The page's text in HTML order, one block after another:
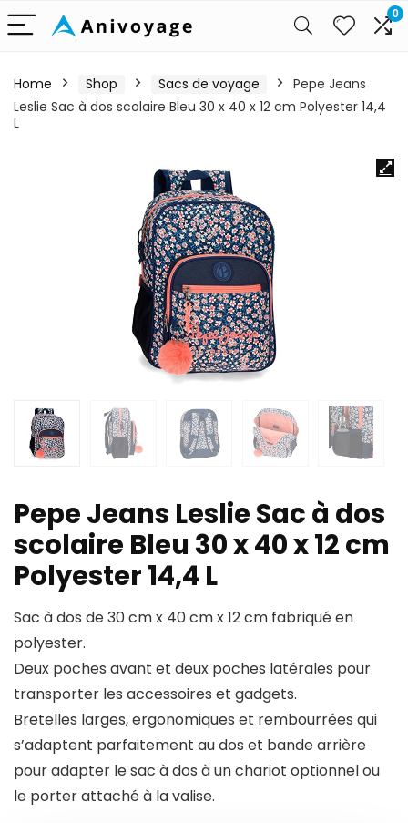
0
Home Shop Sacs de voyage
Pepe Jeans
Leslie Sac à dos scolaire Bleu 30 x 40 x 12 cm Polyester 14,4
L
Pepe Jeans Leslie Sac à dos
scolaire Bleu 30 x 40 x 12 cm
Polyester 14,4 L
Sac à dos de 30 cm x 40 cm x 12 cm fabriqué en
polyester.
Deux poches avant et deux poches latérales pour
transporter les accessoires et gadgets.
Bretelles larges, ergonomiques et rembourrées qui
s’adaptent parfaitement au dos et bande arrière
pour adapter le sac à dos à un chariot optionnel ou
le porter attaché à la valise.